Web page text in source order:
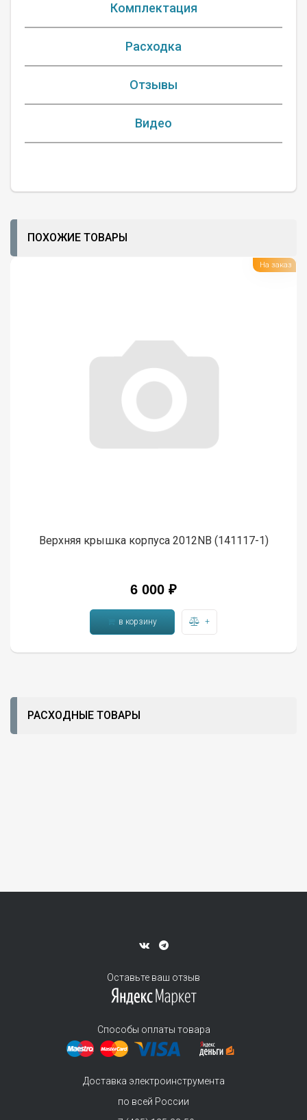
Комплектация
Расходка
Отзывы
Видео
ПОХОЖИЕ ТОВАРЫ
Верхняя крышка корпуса 2012NB (141117-1)
6 000 ₽
в корзину +
На заказ
РАСХОДНЫЕ ТОВАРЫ
Оставьте ваш отзыв
Способы оплаты товара
Доставка электроинструмента
по всей России